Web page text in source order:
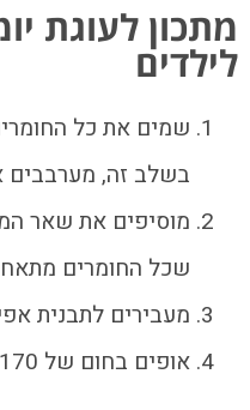
מתכון לעוגת
לילדים
שמים את כל
בשלב זה, מערבבים
מוסיפים את שאר
שכל החומרים
מעבירים לתבנית
אופים בחום של 170 מעלות , כ-25 דקות